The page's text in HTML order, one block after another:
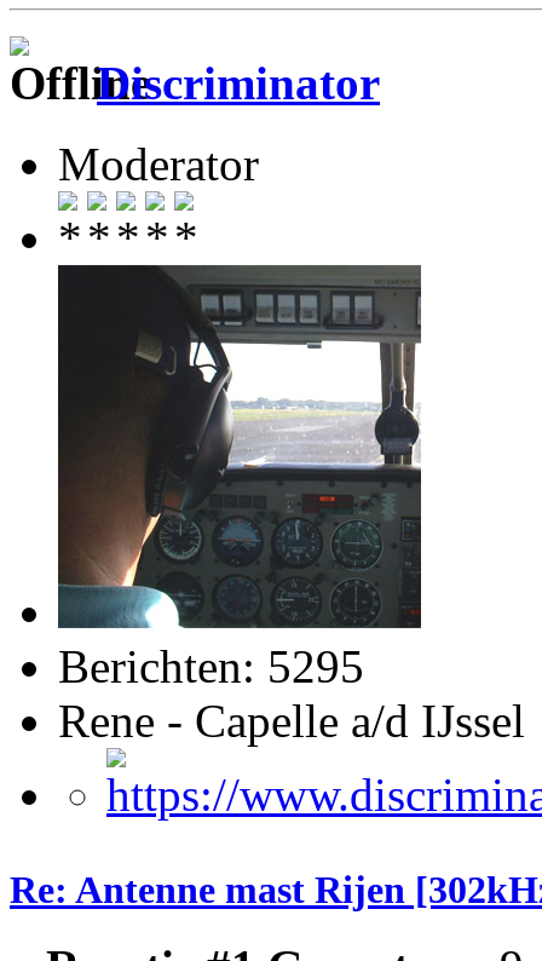
Discriminator
Moderator
Berichten: 5295
Rene - Capelle a/d IJssel
Re: Antenne mast Rijen